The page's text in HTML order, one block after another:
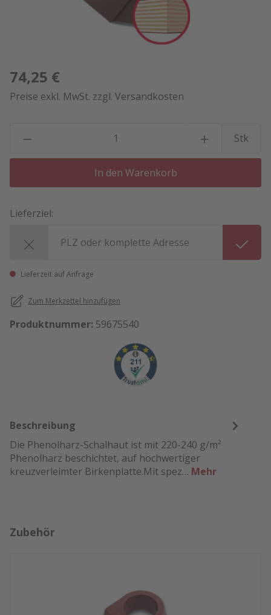
74,25 €
Preise exkl. MwSt. zzgl. Versandkosten
Stk
In den Warenkorb
Lieferziel:
Lieferzeit auf Anfrage
Zum Merkzettel hinzufügen
Produktnummer: 59675540
Beschreibung
Die Phenolharz-Schalhaut ist mit 220-240 g/m²
Phenolharz beschichtet, auf hochwertiger
kreuzverleimter Birkenplatte.Mit spez… Mehr
Produktgalerie überspringen
Zubehör